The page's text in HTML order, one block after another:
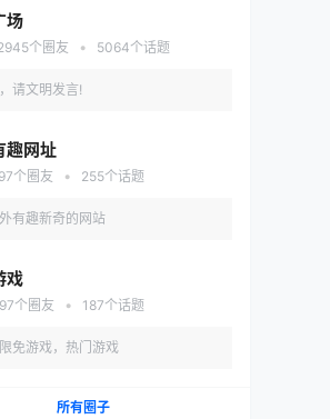
场
个圈友 • 5064个话题
请文明发言!
趣网址
个圈友 • 255个话题
有趣新奇的网站
戏
个圈友 • 187个话题
免游戏，热门游戏
所有圈子